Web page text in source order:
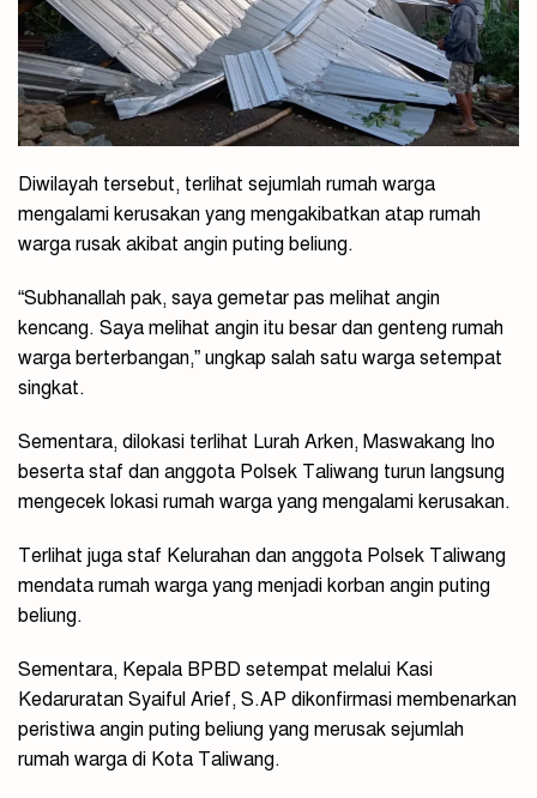
Diwilayah tersebut, terlihat sejumlah rumah warga
mengalami kerusakan yang mengakibatkan atap rumah
warga rusak akibat angin puting beliung.
“Subhanallah pak, saya gemetar pas melihat angin
kencang. Saya melihat angin itu besar dan genteng rumah
warga berterbangan,” ungkap salah satu warga setempat
singkat.
Sementara, dilokasi terlihat Lurah Arken, Maswakang Ino
beserta staf dan anggota Polsek Taliwang turun langsung
mengecek lokasi rumah warga yang mengalami kerusakan.
Terlihat juga staf Kelurahan dan anggota Polsek Taliwang
mendata rumah warga yang menjadi korban angin puting
beliung.
Sementara, Kepala BPBD setempat melalui Kasi
Kedaruratan Syaiful Arief, S.AP dikonfirmasi membenarkan
peristiwa angin puting beliung yang merusak sejumlah
rumah warga di Kota Taliwang.